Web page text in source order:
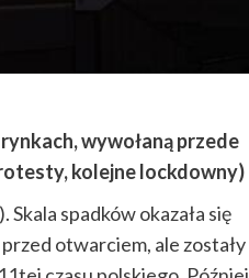
wywołaną przede
kolejne lockdowny)
spadków okazała się
otwarciem, ale zostały